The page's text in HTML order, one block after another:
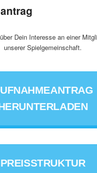
Dein Interesse an einer
unserer Spielgemeinschaft.
PREISSTRUKTUR